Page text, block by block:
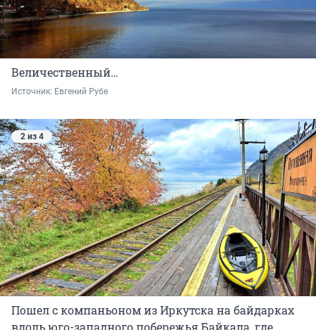
Величественный…
Источник: Евгений Рубе
2 из 4
Пошел с компаньоном из Иркутска на байдарках
вдоль юго-западного побережья Байкала, где